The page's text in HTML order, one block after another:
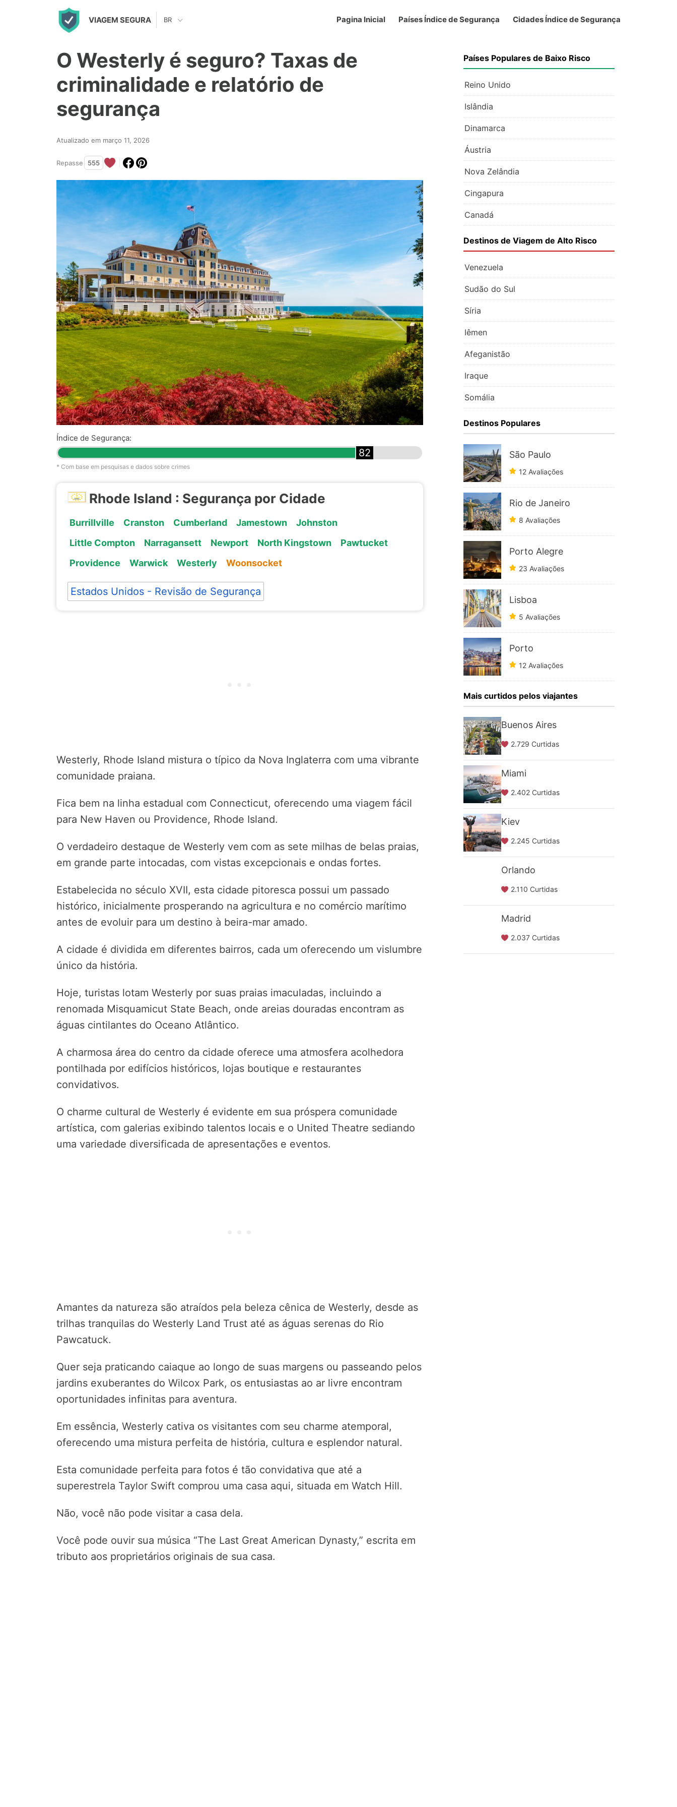
VIAGEM SEGURA Pagina Inicial Países Índice de Segurança Cidades Índice de Segurança
BR
O Westerly é seguro? Taxas de
criminalidade e relatório de
segurança
Atualizado em março 11, 2026
Repasse 555
Índice de Segurança:
82
* Com base em pesquisas e dados sobre crimes
Rhode Island : Segurança por Cidade
Burrillville Cranston Cumberland Jamestown
Johnston
Little Compton
Narragansett Newport North Kingstown
Pawtucket
Providence
Warwick Westerly Woonsocket
Estados Unidos - Revisão de Segurança
Westerly, Rhode Island mistura o típico da Nova Inglaterra com uma vibrante
comunidade praiana.
Fica bem na linha estadual com Connecticut, oferecendo uma viagem fácil
para New Haven ou Providence, Rhode Island.
O verdadeiro destaque de Westerly vem com as sete milhas de belas praias,
em grande parte intocadas, com vistas excepcionais e ondas fortes.
Estabelecida no século XVII, esta cidade pitoresca possui um passado
histórico, inicialmente prosperando na agricultura e no comércio marítimo
antes de evoluir para um destino à beira-mar amado.
A cidade é dividida em diferentes bairros, cada um oferecendo um vislumbre
único da história.
Hoje, turistas lotam Westerly por suas praias imaculadas, incluindo a
renomada Misquamicut State Beach, onde areias douradas encontram as
águas cintilantes do Oceano Atlântico.
A charmosa área do centro da cidade oferece uma atmosfera acolhedora
pontilhada por edifícios históricos, lojas boutique e restaurantes
convidativos.
O charme cultural de Westerly é evidente em sua próspera comunidade
artística, com galerias exibindo talentos locais e o United Theatre sediando
uma variedade diversificada de apresentações e eventos.
Amantes da natureza são atraídos pela beleza cênica de Westerly, desde as
trilhas tranquilas do Westerly Land Trust até as águas serenas do Rio
Pawcatuck.
Quer seja praticando caiaque ao longo de suas margens ou passeando pelos
jardins exuberantes do Wilcox Park, os entusiastas ao ar livre encontram
oportunidades infinitas para aventura.
Em essência, Westerly cativa os visitantes com seu charme atemporal,
oferecendo uma mistura perfeita de história, cultura e esplendor natural.
Esta comunidade perfeita para fotos é tão convidativa que até a
superestrela Taylor Swift comprou uma casa aqui, situada em Watch Hill.
Não, você não pode visitar a casa dela.
Você pode ouvir sua música “The Last Great American Dynasty,” escrita em
tributo aos proprietários originais de sua casa.
Países Populares de Baixo Risco
Reino Unido
Islândia
Dinamarca
Áustria
Nova Zelândia
Cingapura
Canadá
Destinos de Viagem de Alto Risco
Venezuela
Sudão do Sul
Síria
Iêmen
Afeganistão
Iraque
Somália
Destinos Populares
São Paulo
12 Avaliações
Rio de Janeiro
8 Avaliações
Porto Alegre
23 Avaliações
Lisboa
5 Avaliações
Porto
12 Avaliações
Mais curtidos pelos viajantes
Buenos Aires
2.729 Curtidas
Miami
2.402 Curtidas
Kiev
2.245 Curtidas
Orlando
2.110 Curtidas
Madrid
2.037 Curtidas